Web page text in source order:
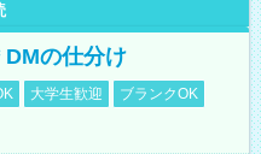
の仕分け
大学生歓迎
ブランクOK